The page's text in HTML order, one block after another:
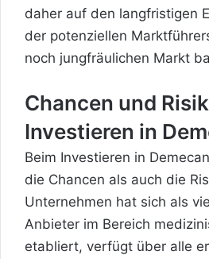
daher auf den langfristigen
der potenziellen
noch jungfräulichen Markt
Chancen und
Investieren in
Beim Investieren in
die Chancen als auch die
Unternehmen hat sich als
Anbieter im Bereich
etabliert, verfügt über alle